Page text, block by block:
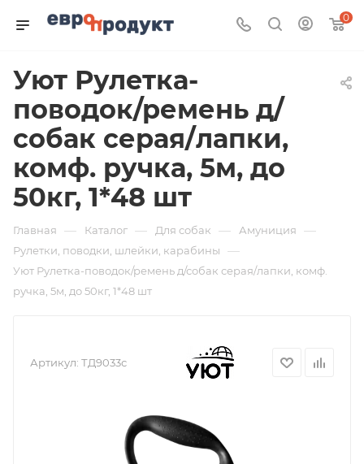
0
Уют Рулетка-
поводок/ремень д/
собак серая/лапки,
комф. ручка, 5м, до
50кг, 1*48 шт
Главная — Каталог — Для собак — Амуниция —
Рулетки, поводки, шлейки, карабины —
Уют Рулетка-поводок/ремень д/собак серая/лапки, комф.
ручка, 5м, до 50кг, 1*48 шт
Артикул: ТД9033с